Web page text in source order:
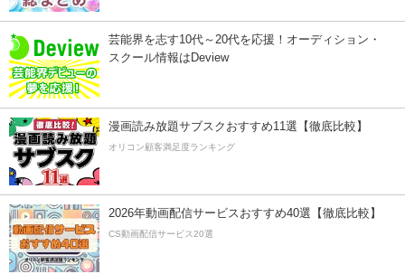
芸能界を志す10代～20代を応援！オーディション・
スクール情報はDeview
漫画読み放題サブスクおすすめ11選【徹底比較】
オリコン顧客満足度ランキング
2026年動画配信サービスおすすめ40選【徹底比較】
CS動画配信サービス20選